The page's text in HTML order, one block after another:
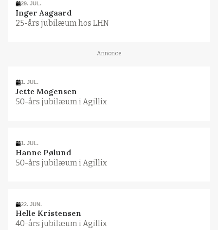
29. JUL.
Inger Aagaard
25-års jubilæum hos LHN
Annonce
1. JUL.
Jette Mogensen
50-års jubilæum i Agillix
1. JUL.
Hanne Pølund
50-års jubilæum i Agillix
22. JUN.
Helle Kristensen
40-års jubilæum i Agillix